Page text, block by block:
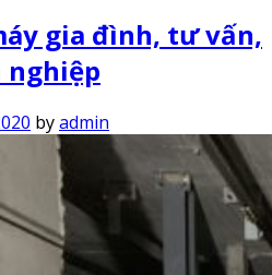
gia đình, tư vấn,
nghiệp
byadmin